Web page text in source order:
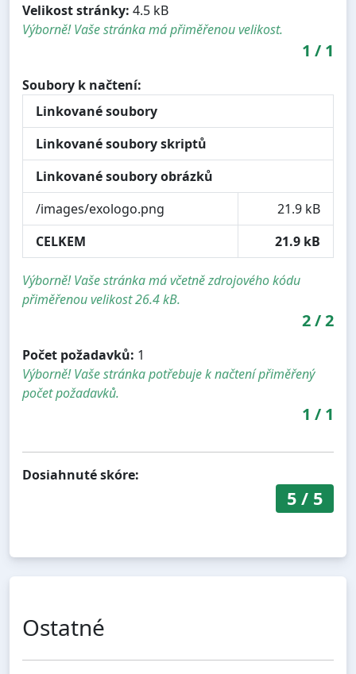
Velikost stránky: 4.5 kB
Výborně! Vaše stránka má přiměřenou velikost.
1 / 1
Soubory k načtení:
Linkované soubory
Linkované soubory skriptů
Linkované soubory obrázků
/images/exologo.png
21.9 kB
CELKEM
21.9 kB
Výborně! Vaše stránka má včetně zdrojového kódu
přiměřenou velikost 26.4 kB.
2/2
Počet požadavků: 1
Výborně! Vaše stránka potřebuje k načtení přiměřený
počet požadavků.
1 / 1
Dosiahnuté skóre:
5/ 5
Ostatné